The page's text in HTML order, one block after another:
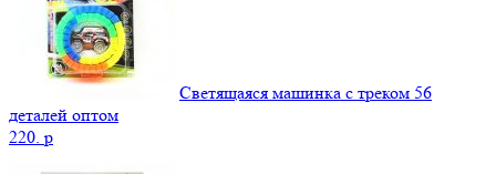
Светящаяся машинка с треком 56
деталей оптом
220. p